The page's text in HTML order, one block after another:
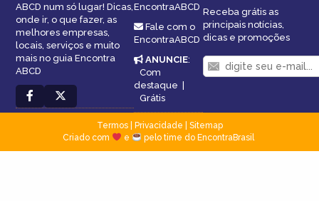
ABCD num só lugar! Dicas,
onde ir, o que fazer, as
melhores empresas,
locais, serviços e muito
mais no guia Encontra
ABCD
EncontraABCD
Fale com o
EncontraABCD
ANUNCIE:
Com
destaque |
Grátis
Receba grátis as
principais notícias,
dicas e promoções
Termos| Privacidade
Sitemap
Criado com
e pelo time do EncontraBrasil